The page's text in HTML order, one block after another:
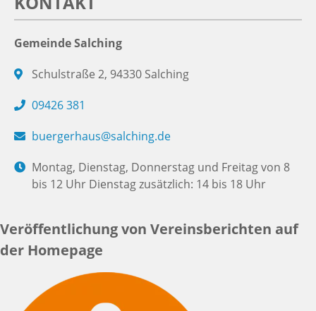
Gemeinde Salching
Schulstraße 2, 94330 Salching
09426 381
buergerhaus@salching.de
Montag, Dienstag, Donnerstag und Freitag von 8
bis 12 Uhr Dienstag zusätzlich: 14 bis 18 Uhr
Veröffentlichung von Vereinsberichten auf
der Homepage